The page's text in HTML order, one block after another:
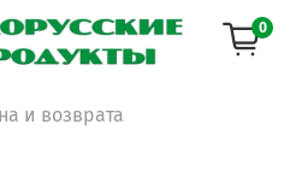
0
и возврата